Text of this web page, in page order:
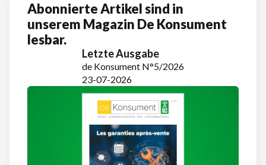
Abonnierte Artikel sind in
unserem Magazin De Konsument
lesbar.
Letzte Ausgabe
de Konsument N°5/2026
23-07-2026